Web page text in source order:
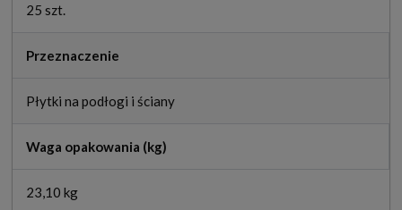
25 szt.
Przeznaczenie
Płytki na podłogi i ściany
Waga opakowania (kg)
23,10 kg